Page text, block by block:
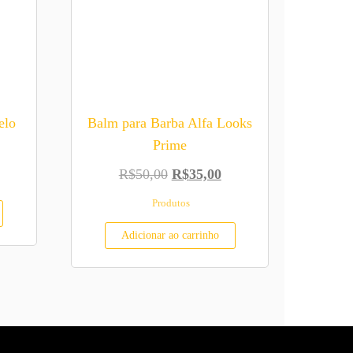
Balm para Barba Alfa Looks
Prime
R$50,00 O preço original era: R$50,00.
R$35,00O preço atual é:
Produtos
Adicionar ao carrinho